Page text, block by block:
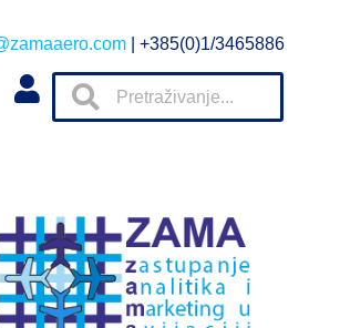
| +385(0)1/3465886